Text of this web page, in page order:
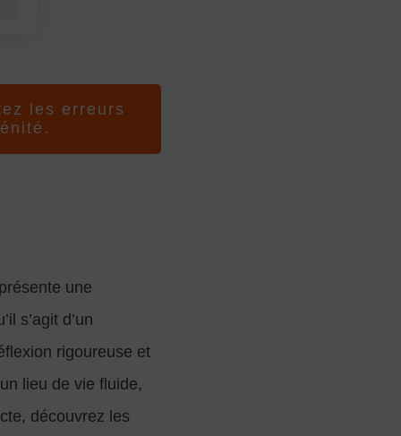
les erreurs
une
s’agit d’un
rigoureuse et
lieu de vie fluide,
découvrez les